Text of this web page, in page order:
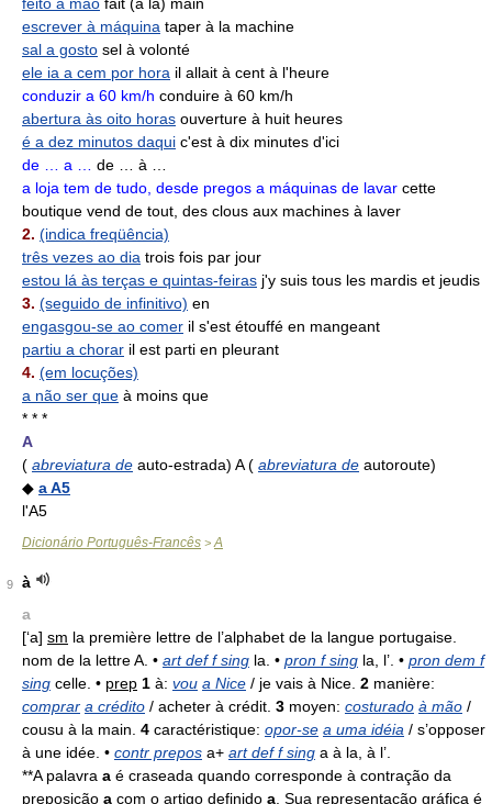
feito à mão fait (à la) main
escrever à máquina taper à la machine
sal a gosto sel à volonté
ele ia a cem por hora il allait à cent à l'heure
conduzir a 60 km/h conduire à 60 km/h
abertura às oito horas ouverture à huit heures
é a dez minutos daqui c'est à dix minutes d'ici
de … a … de … à …
a loja tem de tudo, desde pregos a máquinas de lavar cette
boutique vend de tout, des clous aux machines à laver
2. (indica freqüência)
três vezes ao dia trois fois par jour
estou lá às terças e quintas-feiras j'y suis tous les mardis et jeudis
3. (seguido de infinitivo) en
engasgou-se ao comer il s'est étouffé en mangeant
partiu a chorar il est parti en pleurant
4. (em locuções)
a não ser que à moins que
* * *
A
( abreviatura de auto-estrada) A ( abreviatura de autoroute)
◆ a A5
l'A5
Dicionário Português-Francês > A
9
à
a
[‘a] sm la première lettre de l’alphabet de la langue portugaise.
nom de la lettre A. • art def f sing la. • pron f sing la, l’. • pron dem f
sing celle. • prep 1 à: vou a Nice / je vais à Nice. 2 manière:
comprar a crédito / acheter à crédit. 3 moyen: costurado à mão /
cousu à la main. 4 caractéristique: opor-se a uma idéia / s’opposer
à une idée. • contr prepos a+ art def f sing a à la, à l’.
**A palavra a é craseada quando corresponde à contração da
preposição a com o artigo definido a. Sua representação gráfica é